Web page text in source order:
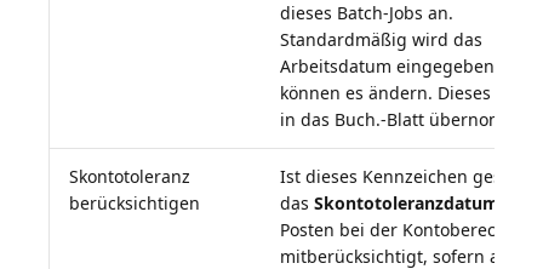
dieses Batch-Jobs an.
Standardmäßig wird das
Arbeitsdatum eingegeben,
können es ändern. Dieses Feld
Skontotoleranz
berücksichtigen
Ist dieses Kennzeichen
das Skontotoleranzdatum
Posten bei der
mitberücksichtigt, sofern auf